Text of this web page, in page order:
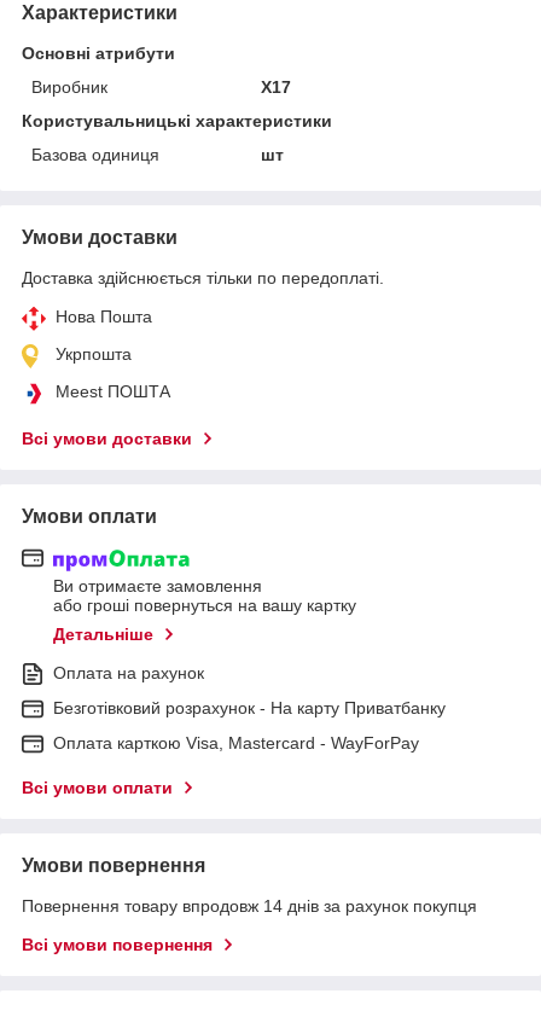
Характеристики
Основні атрибути
Виробник
X17
Користувальницькі характеристики
Базова одиниця
шт
Умови доставки
Доставка здійснюється тільки по передоплаті.
Нова Пошта
Укрпошта
Meest ПОШТА
Всі умови доставки
Умови оплати
Ви отримаєте замовлення
або гроші повернуться на вашу картку
Детальніше
Оплата на рахунок
Безготівковий розрахунок - На карту Приватбанку
Оплата карткою Visa, Mastercard - WayForPay
Всі умови оплати
Умови повернення
Повернення товару впродовж 14 днів за рахунок покупця
Всі умови повернення